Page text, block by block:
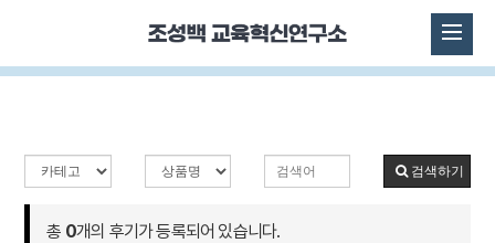
검색하기
총 0개의 후기가 등록되어 있습니다.